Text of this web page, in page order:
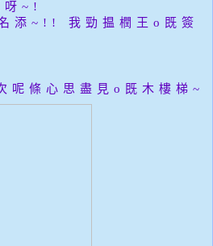
呀~!
添~!! 我勁揾橍王o既簽
呢條心思盡見o既 木樓梯~